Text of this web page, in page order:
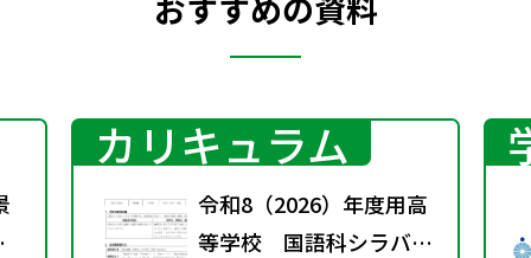
おすすめの資料
カリキュラム
令和8（2026）年度用高
等学校 国語科シラバス